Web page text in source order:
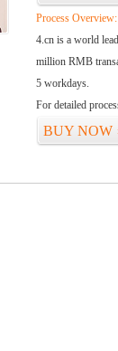
Process Overview:
4.cn is a world
million RMB
5 workdays.
For detailed
BUY NOW